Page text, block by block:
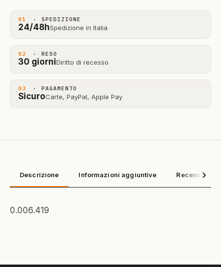
01 · SPEDIZIONE
24/48hSpedizione in Italia
02 · RESO
30 giorniDiritto di recesso
03 · PAGAMENTO
SicuroCarte, PayPal, Apple Pay
Descrizione Informazioni aggiuntive Recensioni
0.006.419